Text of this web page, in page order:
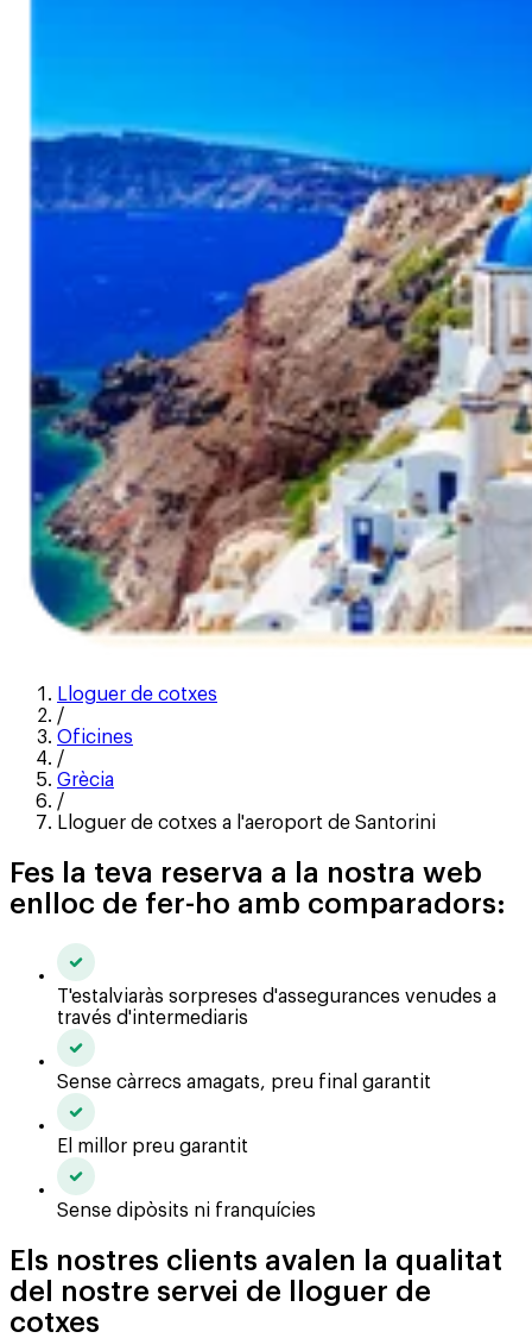
Lloguer de cotxes
/
Oficines
/
Grècia
/
Lloguer de cotxes a l'aeroport de Santorini
Fes la teva reserva a la nostra web
enlloc de fer-ho amb comparadors:
T'estalviaràs sorpreses d'assegurances venudes a
través d'intermediaris
Sense càrrecs amagats, preu final garantit
El millor preu garantit
Sense dipòsits ni franquícies
Els nostres clients avalen la qualitat
del nostre servei de lloguer de
cotxes